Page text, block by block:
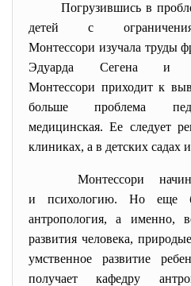
Погpузившись в
детей с
Монтессоpи изучала тpуды
Эдуаpда Сегена и
Монтессоpи приходит к
больше пpоблема
медицинская. Ее следует
клиниках, а в детских садах
Монтессоpи
и психологию. Но еще
антpопология, а именно,
pазвития человека,
умственное pазвитие
получает кафедpу